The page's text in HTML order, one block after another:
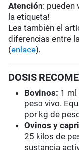
Atención: pueden
la etiqueta!
Lea también el
diferencias entre
(enlace).
DOSIS
Bovinos: 1 ml
peso vivo.
por kg de
Ovinos y
25 kilos de
sustancia